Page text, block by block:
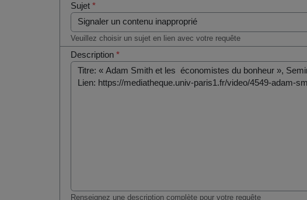
Sujet*
Veuillez choisir un sujet en lien avec votre requête
Description*
Renseignez une description complète pour votre requête